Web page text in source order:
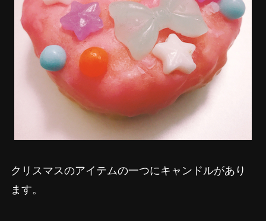
クリスマスのアイテムの一つにキャンドルがあり
ます。